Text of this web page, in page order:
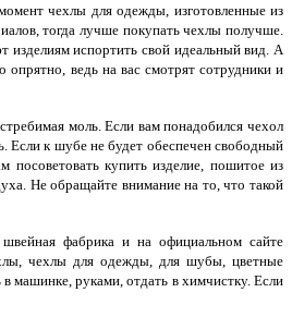
чехлы для одежды, изготовленные из
тогда лучше покупать чехлы получше.
изделиям испортить свой идеальный вид. А
опрятно, ведь на вас смотрят сотрудники и
моль. Если вам понадобился чехол
Если к шубе не будет обеспечен свободный
купить изделие, пошитое из
Не обращайте внимание на то, что такой
фабрика и на официальном сайте
чехлы для одежды, для шубы, цветные
машинке, руками, отдать в химчистку. Если